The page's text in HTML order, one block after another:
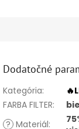
Dodatočné
Kategória:
FARBA FILTER:
? Materiál: